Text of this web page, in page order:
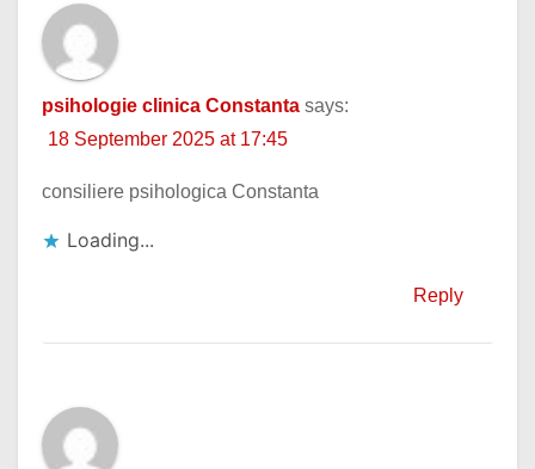
psihologie clinica Constanta says:
18 September 2025 at 17:45
consiliere psihologica Constanta
Loading...
Reply